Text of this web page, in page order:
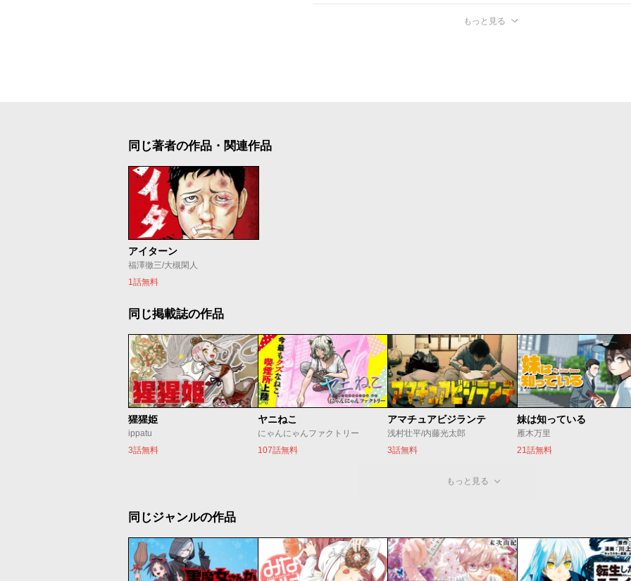
もっと見る
同じ著者の作品・関連作品
アイターン
福澤徹三/大槻閑人
1話無料
同じ掲載誌の作品
猩猩姫
ippatu
3話無料
ヤニねこ
にゃんにゃんファクトリー
107話無料
アマチュアビジランテ
浅村壮平/内藤光太郎
3話無料
妹は知っている
雁木万里
21話無料
もっと見る
同じジャンルの作品